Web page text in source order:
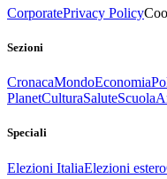
CorporatePrivacy Policy
Sezioni
CronacaMondoEconomia
PlanetCulturaSaluteScuola
Speciali
Elezioni ItaliaElezioni estero